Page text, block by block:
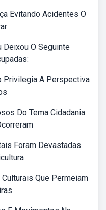
Evitando Acidentes O
Deixou O Seguinte
Privilegia A Perspectiva
Do Tema Cidadania
Foram Devastadas
Que Permeiam